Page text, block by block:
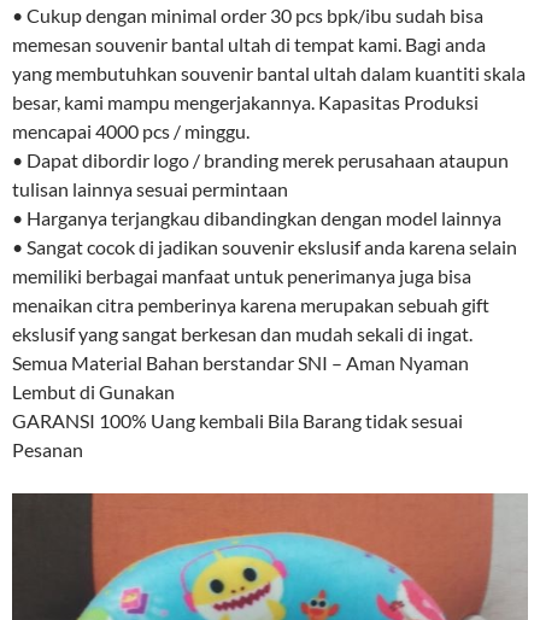
• Cukup dengan minimal order 30 pcs bpk/ibu sudah bisa
memesan souvenir bantal ultah di tempat kami. Bagi anda
yang membutuhkan souvenir bantal ultah dalam kuantiti skala
besar, kami mampu mengerjakannya. Kapasitas Produksi
mencapai 4000 pcs / minggu.
• Dapat dibordir logo / branding merek perusahaan ataupun
tulisan lainnya sesuai permintaan
• Harganya terjangkau dibandingkan dengan model lainnya
• Sangat cocok di jadikan souvenir ekslusif anda karena selain
memiliki berbagai manfaat untuk penerimanya juga bisa
menaikan citra pemberinya karena merupakan sebuah gift
ekslusif yang sangat berkesan dan mudah sekali di ingat.
Semua Material Bahan berstandar SNI – Aman Nyaman
Lembut di Gunakan
GARANSI 100% Uang kembali Bila Barang tidak sesuai
Pesanan